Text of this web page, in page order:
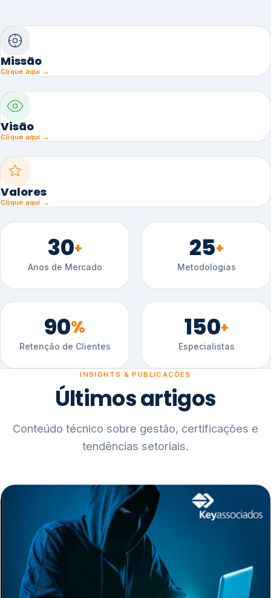
Missão
Clique aqui →
Visão
Clique aqui →
Valores
Clique aqui →
30+
Anos de Mercado
25+
Metodologias
90%
Retenção de Clientes
150+
Especialistas
INSIGHTS & PUBLICAÇÕES
Últimos artigos
Conteúdo técnico sobre gestão, certificações e
tendências setoriais.